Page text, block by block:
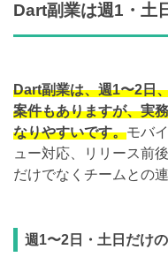
Dart副業は週1・土
Dart副業は、週1〜2日
案件もありますが、実
なりやすいです。モバ
ュー対応、リリース前
だけでなくチームとの
週1〜2日・土日だけ